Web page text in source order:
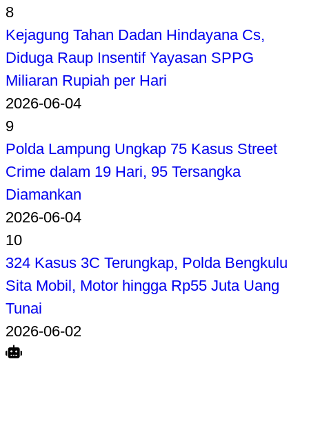
8
Kejagung Tahan Dadan Hindayana Cs,
Diduga Raup Insentif Yayasan SPPG
Miliaran Rupiah per Hari
2026-06-04
9
Polda Lampung Ungkap 75 Kasus Street
Crime dalam 19 Hari, 95 Tersangka
Diamankan
2026-06-04
10
324 Kasus 3C Terungkap, Polda Bengkulu
Sita Mobil, Motor hingga Rp55 Juta Uang
Tunai
2026-06-02